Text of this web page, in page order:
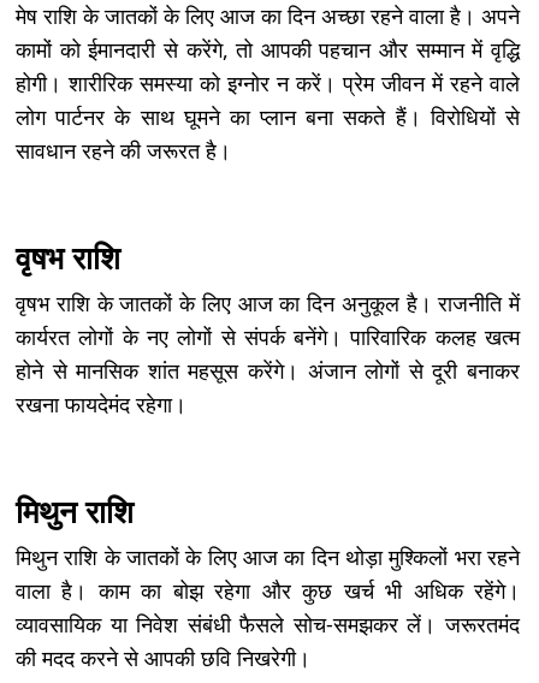
मेष राशि के जातकों के लिए आज का दिन अच्छा रहने वाला है। अपने
कामों को ईमानदारी से करेंगे, तो आपकी पहचान और सम्मान में वृद्धि
होगी। शारीरिक समस्या को इग्नोर न करें। प्रेम जीवन में रहने वाले
लोग पार्टनर के साथ घूमने का प्लान बना सकते हैं। विरोधियों से
सावधान रहने की जरूरत है।
वृषभ राशि
वृषभ राशि के जातकों के लिए आज का दिन अनुकूल है। राजनीति में
कार्यरत लोगों के नए लोगों से संपर्क बनेंगे। पारिवारिक कलह खत्म
होने से मानसिक शांत महसूस करेंगे। अंजान लोगों से दूरी बनाकर
रखना फायदेमंद रहेगा।
मिथुन राशि
मिथुन राशि के जातकों के लिए आज का दिन थोड़ा मुश्किलों भरा रहने
वाला है। काम का बोझ रहेगा और कुछ खर्च भी अधिक रहेंगे।
व्यावसायिक या निवेश संबंधी फैसले सोच-समझकर लें। जरूरतमंद
की मदद करने से आपकी छवि निखरेगी।